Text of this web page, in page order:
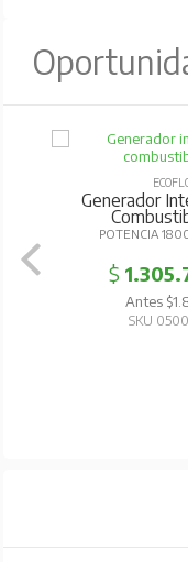
Generador
POTENCIA
$
Antes
SKU